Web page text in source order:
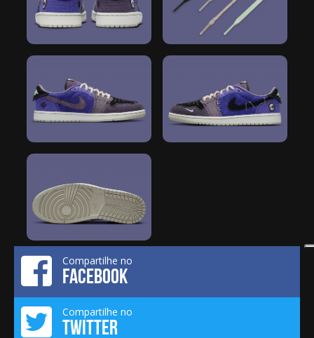
Compartilhe no
FACEBOOK
Compartilhe no
TWITTER